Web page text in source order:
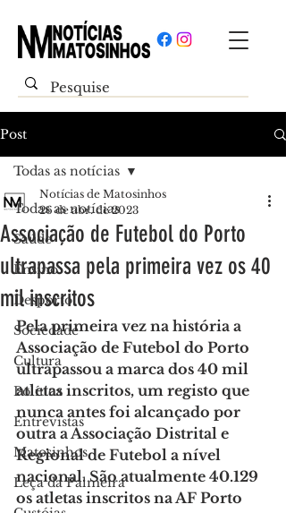
Post
Todas as notícias
Saúde
Ensino
Desporto
Sociedade
Cultura
Política
Entrevistas
Matosinhos
Leça da Palmeira
Todas as notícias
Associação de Futebol do Porto
ultrapassa pela primeira vez os 40
mil inscritos
Notícias de Matosinhos
26 de abr. de 2023
Pela primeira vez na história a
Associação de Futebol do Porto
ultrapassou a marca dos 40 mil
atletas inscritos, um registo que
nunca antes foi alcançado por
outra a Associação Distrital e
Regional de Futebol a nível
nacional. São atualmente 40.129
os atletas inscritos na AF Porto